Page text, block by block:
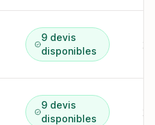
9 devis
disponibles
9 devis
disponibles